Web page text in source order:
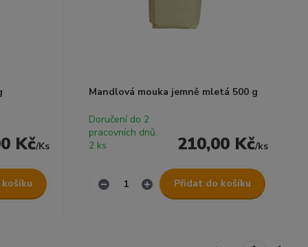
Kč/Ks
Mandlová mouka jemně mletá 500 g
210,00 Kč/ks
Doručení do 2
pracovních dnů.
2 ks
Přidat do košíku